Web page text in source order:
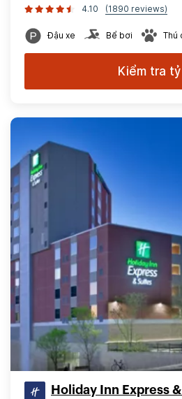
4.10
(1890 reviews)
Đậu xe Bể bơi Thú
Kiểm tra
Holiday Inn Express